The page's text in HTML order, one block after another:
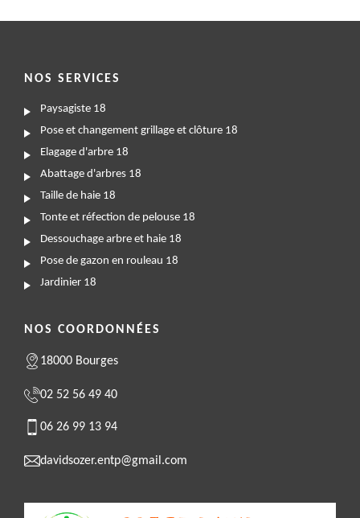
NOS SERVICES
Paysagiste 18
Pose et changement grillage et clôture 18
Elagage d'arbre 18
Abattage d'arbres 18
Taille de haie 18
Tonte et réfection de pelouse 18
Dessouchage arbre et haie 18
Pose de gazon en rouleau 18
Jardinier 18
NOS COORDONNÉES
18000 Bourges
02 52 56 49 40
06 26 99 13 94
davidsozer.entp@gmail.com